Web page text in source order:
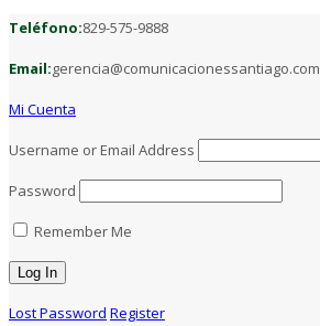
Teléfono:829-575-9888
Email:gerencia@comunicacionessantiago.com
Mi Cuenta
Username or Email Address
Password
Remember Me
Lost Password Register